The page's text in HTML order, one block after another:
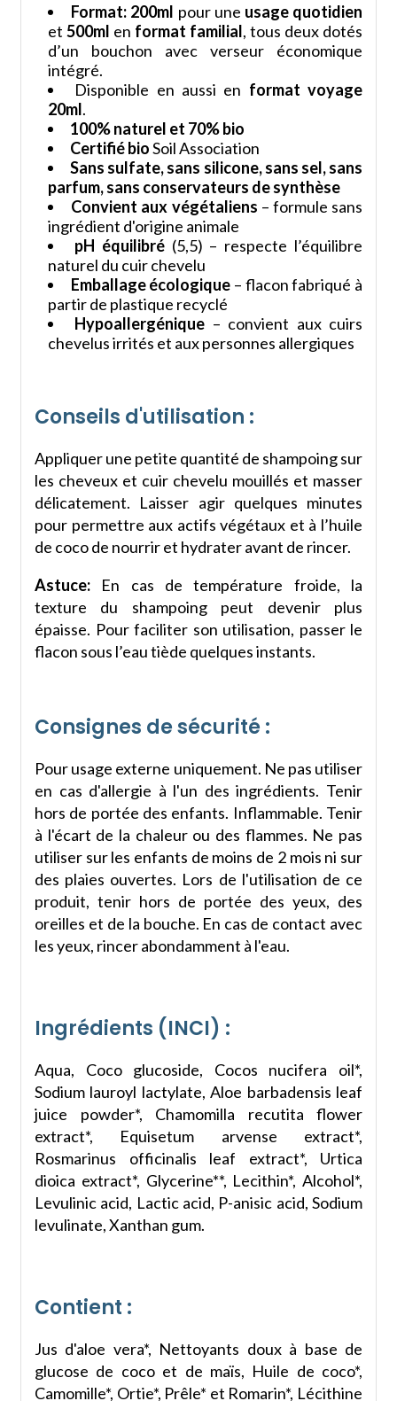
Format: 200ml pour une usage quotidien
et 500ml en format familial, tous deux dotés
d’un bouchon avec verseur économique
intégré.
Disponible en aussi en format voyage
20ml.
100% naturel et 70% bio
Certifié bioSoil Association
Sans sulfate, sans silicone, sans sel, sans
parfum, sans conservateurs de synthèse
Convient aux végétaliens – formule sans
ingrédient d'origine animale
pH équilibré(5,5) – respecte l’équilibre
naturel du cuir chevelu
Emballage écologique – flacon fabriqué à
partir de plastique recyclé
Hypoallergénique – convient aux cuirs
chevelus irrités et aux personnes allergiques
Conseils d'utilisation :
Appliquer une petite quantité de shampoing sur
les cheveux et cuir chevelu mouillés et masser
délicatement. Laisser agir quelques minutes
pour permettre aux actifs végétaux et à l’huile
de coco de nourrir et hydrater avant de rincer.
Astuce: En cas de température froide, la
texture du shampoing peut devenir plus
épaisse. Pour faciliter son utilisation, passer le
flacon sous l’eau tiède quelques instants.
Consignes de sécurité :
Pour usage externe uniquement. Ne pas utiliser
en cas d'allergie à l'un des ingrédients. Tenir
hors de portée des enfants. Inflammable. Tenir
à l'écart de la chaleur ou des flammes. Ne pas
utiliser sur les enfants de moins de 2 mois ni sur
des plaies ouvertes. Lors de l'utilisation de ce
produit, tenir hors de portée des yeux, des
oreilles et de la bouche. En cas de contact avec
les yeux, rincer abondamment à l'eau.
Ingrédients (INCI) :
Aqua, Coco glucoside, Cocos nucifera oil*,
Sodium lauroyl lactylate, Aloe barbadensis leaf
juice powder*, Chamomilla recutita flower
extract*, Equisetum arvense extract*,
Rosmarinus officinalis leaf extract*, Urtica
dioica extract*, Glycerine**, Lecithin*, Alcohol*,
Levulinic acid, Lactic acid, P-anisic acid, Sodium
levulinate, Xanthan gum.
Contient :
Jus d'aloe vera*, Nettoyants doux à base de
glucose de coco et de maïs, Huile de coco*,
Camomille*, Ortie*, Prêle* et Romarin*, Lécithine